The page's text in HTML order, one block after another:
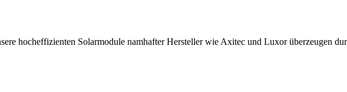
hocheffizienten Solarmodule namhafter Hersteller wie Axitec und Luxor überzeugen